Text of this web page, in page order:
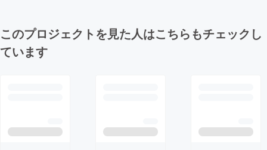
このプロジェクトを見た人はこちらもチェックし
ています